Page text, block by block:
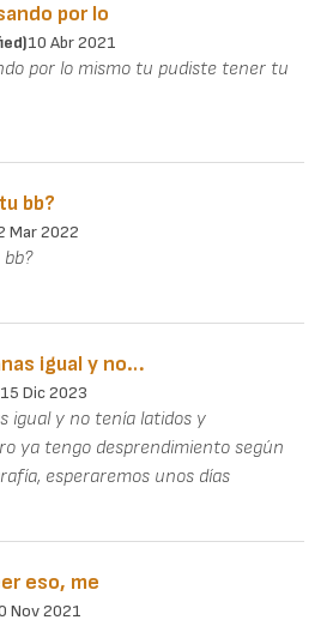
por lo
10 Abr 2021
por lo mismo tu pudiste tener tu
bb?
Mar 2022
igual y no…
15 Dic 2023
igual y no tenía latidos y
ya tengo desprendimiento según
esperaremos unos días
eso, me
Nov 2021